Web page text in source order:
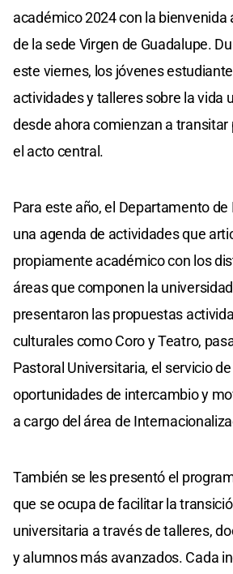
académico 2024 con la bienvenida
de la sede Virgen de Guadalupe.
este viernes, los jóvenes
actividades y talleres sobre la vida
desde ahora comienzan a transitar
el acto central.
Para este año, el Departamento
una agenda de actividades que
propiamente académico con los
áreas que componen la
presentaron las propuestas
culturales como Coro y Teatro,
Pastoral Universitaria, el servicio
oportunidades de intercambio y
a cargo del área de
También se les presentó el
que se ocupa de facilitar la
universitaria a través de talleres,
y alumnos más avanzados. Cada